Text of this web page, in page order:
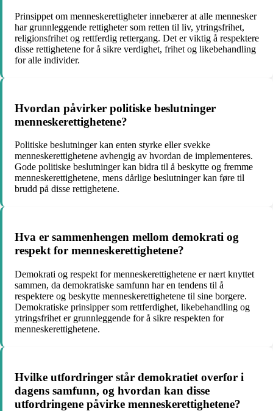
Prinsippet om menneskerettigheter innebærer at alle mennesker
har grunnleggende rettigheter som retten til liv, ytringsfrihet,
religionsfrihet og rettferdig rettergang. Det er viktig å respektere
disse rettighetene for å sikre verdighet, frihet og likebehandling
for alle individer.
Hvordan påvirker politiske beslutninger
menneskerettighetene?
Politiske beslutninger kan enten styrke eller svekke
menneskerettighetene avhengig av hvordan de implementeres.
Gode politiske beslutninger kan bidra til å beskytte og fremme
menneskerettighetene, mens dårlige beslutninger kan føre til
brudd på disse rettighetene.
Hva er sammenhengen mellom demokrati og
respekt for menneskerettighetene?
Demokrati og respekt for menneskerettighetene er nært knyttet
sammen, da demokratiske samfunn har en tendens til å
respektere og beskytte menneskerettighetene til sine borgere.
Demokratiske prinsipper som rettferdighet, likebehandling og
ytringsfrihet er grunnleggende for å sikre respekten for
menneskerettighetene.
Hvilke utfordringer står demokratiet overfor i
dagens samfunn, og hvordan kan disse
utfordringene påvirke menneskerettighetene?